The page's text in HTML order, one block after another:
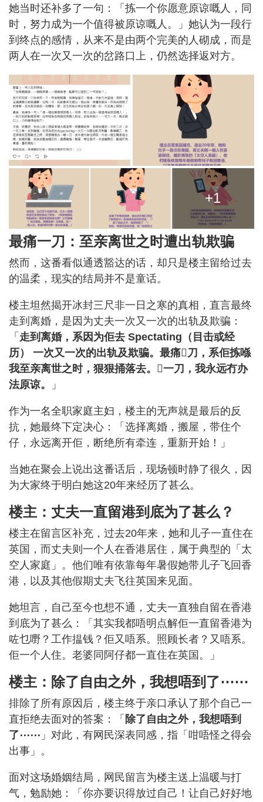
她当时还补多了一句：「拣一个你愿意原谅嘅人，同
时，努力成为一个值得被原谅嘅人。」她认为一段行
到终点的感情，从来不是由两个完美的人砌成，而是
两人在一次又一次的岔路口上，仍然选择返对方。
+1
最痛一刀：至亲离世之时遭出轨欺骗
然而，这番看似通透豁达的话，却只是楼主留给过去
的温柔，现实的结局并不是童话。
楼主坦然揭开冰封三尺非一日之寒的真相，直言最终
走到离婚，是因为丈夫一次又一次的出轨及欺骗：
「 走到离婚，系因为佢去 Spectating（目击或经
历） 一次又一次的出轨及欺骗。最痛𠮶刀，系佢拣喺
我至亲离世之时，狠狠捅落去。𠮶一刀，我永远冇办
法原谅。
」
作为一名全职家庭主妇，楼主的无声就是最后的反
抗，她最终下定决心：「选择离婚，搬屋，带住个
仔，永远离开佢，断绝所有牵连，重新开始！」
当她在聚会上说出这番话后，现场顿时静了很久，因
为大家终于明白她这20年来经历了甚么。
楼主：丈夫一直留港到底为了甚么？
楼主在留言区补充，过去20年来，她和儿子一直住在
英国，而丈夫则一个人在香港居住，属于典型的「太
空人家庭」。他们唯有依靠每年暑假她带儿子飞回香
港，以及其他假期丈夫飞往英国来见面。
她坦言，自己至今也想不通，丈夫一直独自留在香港
到底为了甚么：「其实我都唔明点解佢一直留香港为
咗乜嘢？工作揾钱？佢又唔系。照顾长者？又唔系。
佢一个人住。老婆同阿仔都一直住在英国。」
楼主：除了自由之外，我想唔到了⋯⋯
排除了所有原因后，楼主终于亲口承认了那个自己一
直拒绝去面对的答案：「 除了自由之外，我想唔到
了⋯⋯ 」对此，有网民深表同感，指「咁唔怪之得会
出事」。
面对这场婚姻结局，网民留言为楼主送上温暖与打
气，勉励她：「你亦要识得放过自己！让自己好好地